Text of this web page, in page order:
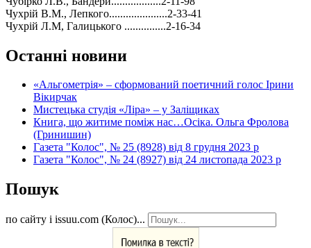
Чухрій В.М., Лепкого.....................2-33-41
Чухрій Л.М, Галицького ...............2-16-34
Останні новини
«Альгометрія» – сформований поетичний голос Ірини
Вікирчак
Мистецька студія «Ліра» – у Заліщиках
Книга, що житиме поміж нас…Осіка. Ольга Фролова
(Гринишин)
Газета "Колос", № 25 (8928) від 8 грудня 2023 р
Газета "Колос", № 24 (8927) від 24 листопада 2023 р
Пошук
по сайту і issuu.com (Колос)...